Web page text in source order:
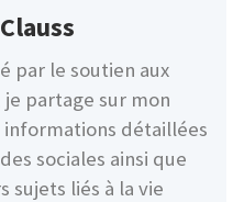
par le soutien aux
partage sur mon
informations détaillées
sociales ainsi que
sujets liés à la vie